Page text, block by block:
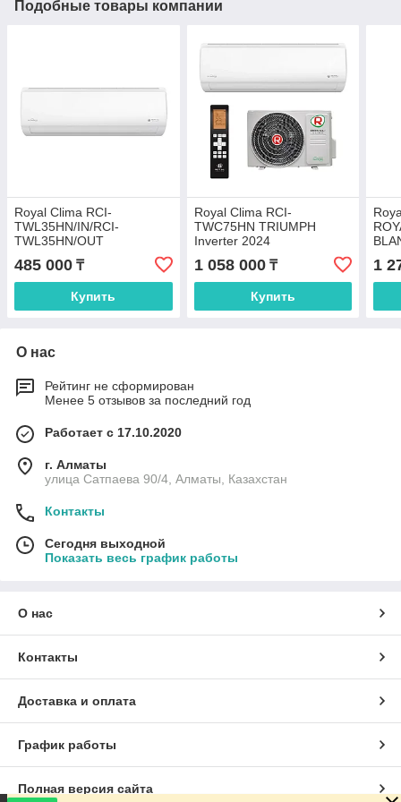
Подобные товары компании
Royal Clima RCI-
TWL35HN/IN/RCI-
TWL35HN/OUT
485 000 ₸
Купить
Royal Clima RCI-
TWC75HN TRIUMPH
Inverter 2024
1 058 000₸
Купить
1
О нас
Рейтинг не сформирован
Менее 5 отзывов за последний год
Работает с 17.10.2020
г. Алматы
улица Сатпаева 90/4, Алматы, Казахстан
Контакты
Сегодня выходной
Показать весь график работы
О нас
Контакты
Доставка и оплата
График работы
Полная версия сайта